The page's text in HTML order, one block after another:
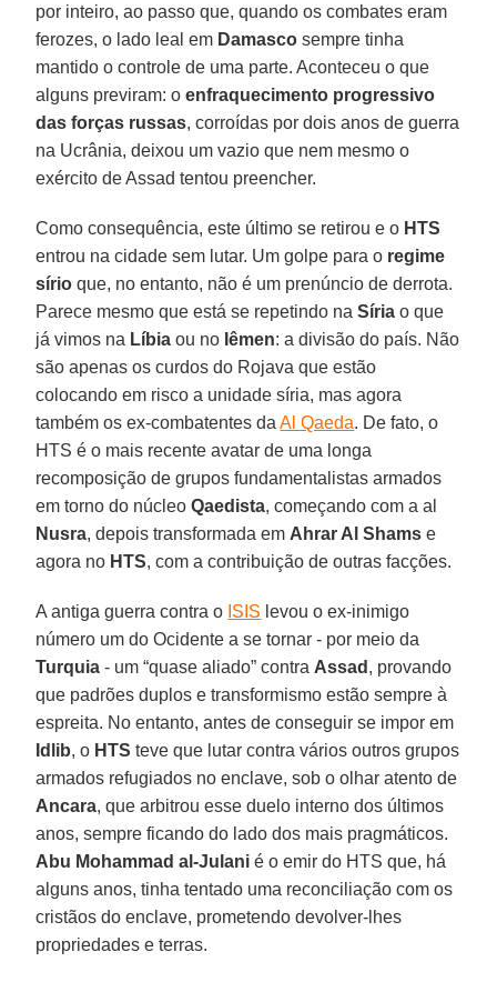
por inteiro, ao passo que, quando os combates eram
ferozes, o lado leal em Damasco sempre tinha
mantido o controle de uma parte. Aconteceu o que
alguns previram: oenfraquecimento progressivo
das forças russas, corroídas por dois anos de guerra
na Ucrânia, deixou um vazio que nem mesmo o
exército de Assad tentou preencher.
Como consequência, este último se retirou e o HTS
entrou na cidade sem lutar. Um golpe para o regime
sírio que, no entanto, não é um prenúncio de derrota.
Parece mesmo que está se repetindo naSíria o que
já vimos na Líbia ou no Iêmen: a divisão do país. Não
são apenas os curdos do Rojava que estão
colocando em risco a unidade síria, mas agora
também os ex-combatentes daAl Qaeda. De fato, o
HTS é o mais recente avatar de uma longa
recomposição de grupos fundamentalistas armados
em torno do núcleoQaedista, começando com a al
Nusra, depois transformada em Ahrar Al Shams e
agora no HTS, com a contribuição de outras facções.
A antiga guerra contra o ISIS levou o ex-inimigo
número um do Ocidente a se tornar - por meio da
Turquia - um “quase aliado” contra Assad , provando
que padrões duplos e transformismo estão sempre à
espreita. No entanto, antes de conseguir se impor em
Idlib, o HTS teve que lutar contra vários outros grupos
armados refugiados no enclave, sob o olhar atento de
Ancara, que arbitrou esse duelo interno dos últimos
anos, sempre ficando do lado dos mais pragmáticos.
Abu Mohammad al-Julani é o emir do HTS que, há
alguns anos, tinha tentado uma reconciliação com os
cristãos do enclave, prometendo devolver-lhes
propriedades e terras.